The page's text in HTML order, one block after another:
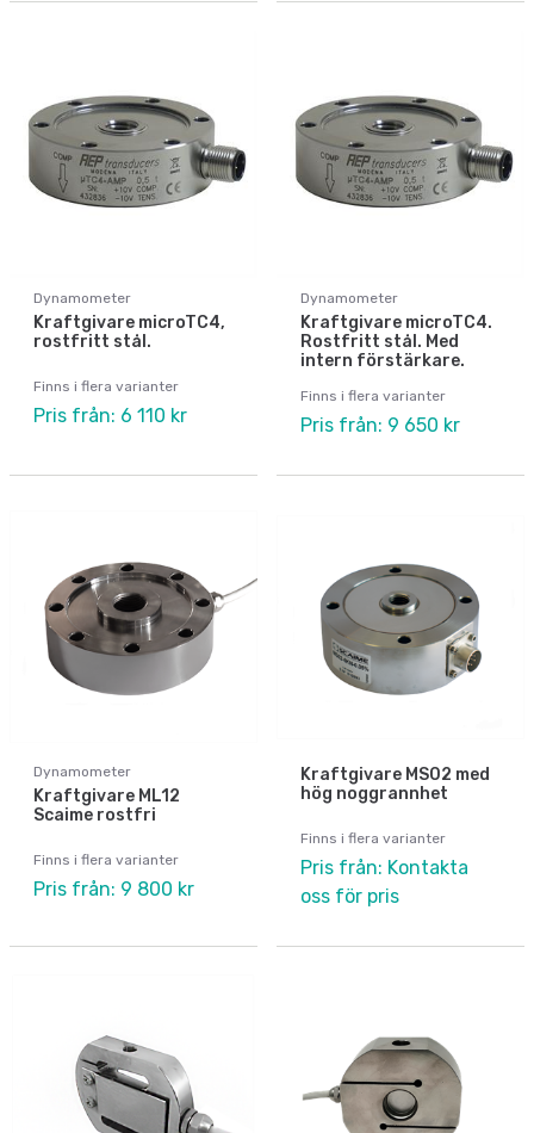
Dynamometer
Kraftgivare microTC4,
rostfritt stål.
Finns i flera varianter
Pris från: 6 110 kr
Dynamometer
Kraftgivare microTC4.
Rostfritt stål. Med
intern förstärkare.
Finns i flera varianter
Pris från: 9 650 kr
Dynamometer
Kraftgivare ML12
Scaime rostfri
Finns i flera varianter
Pris från: 9 800 kr
Kraftgivare MS02 med
hög noggrannhet
Finns i flera varianter
Pris från: Kontakta
oss för pris